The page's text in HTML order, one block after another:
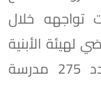
تواجهه خلال
لهيئة الأبنية
التعليمية لبناء مدارس جديدة بعدد 275 مدرسة